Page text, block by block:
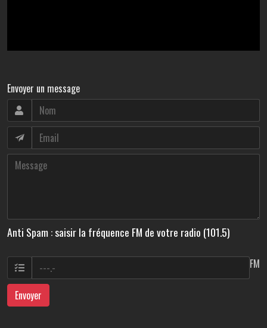
Envoyer un message
Anti Spam : saisir la fréquence FM de votre radio (101.5)
FM
Envoyer